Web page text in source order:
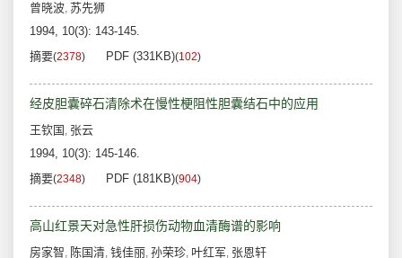
曾晓波, 苏先狮
1994, 10(3): 143-145.
摘要(2378) PDF (331KB)(102)
经皮胆囊碎石清除术在慢性梗阻性胆囊结石中的应用
王钦国 , 张云
1994, 10(3): 145-146.
摘要(2348) PDF (181KB)(904)
高山红景天对急性肝损伤动物血清酶谱的影响
房家智, 陈国清, 钱佳丽, 孙荣珍, 叶红军, 张恩轩